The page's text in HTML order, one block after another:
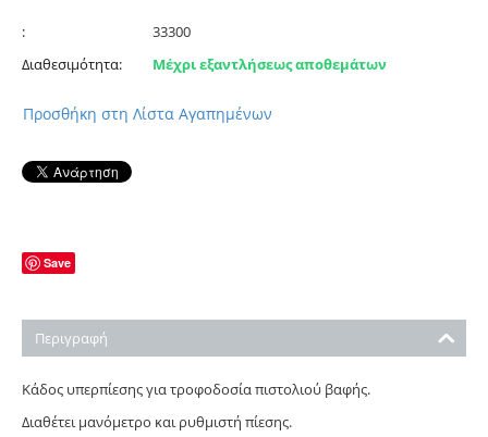
:
33300
Διαθεσιμότητα:
Μέχρι εξαντλήσεως αποθεμάτων
Προσθήκη στη Λίστα Αγαπημένων
Save
Περιγραφή
Κάδος υπερπίεσης για τροφοδοσία πιστολιού βαφής.
Διαθέτει μανόμετρο και ρυθμιστή πίεσης.